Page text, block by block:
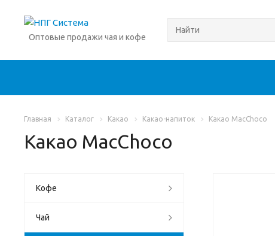
Оптовые продажи чая и кофе
Главная Каталог Какао Какао-напиток Какао MacChoco
Какао MacChoco
Кофе
Чай